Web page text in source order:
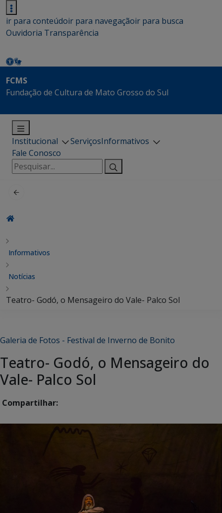
ir para conteúdoir para navegaçãoir para busca
Ouvidoria Transparência
FCMS
Fundação de Cultura de Mato Grosso do Sul
Institucional ServiçosInformativos
Fale Conosco
Pesquisar
por:
Informativos
Notícias
Teatro- Godó, o Mensageiro do Vale- Palco Sol
Galeria de Fotos - Festival de Inverno de Bonito
Teatro- Godó, o Mensageiro do
Vale- Palco Sol
Compartilhar: